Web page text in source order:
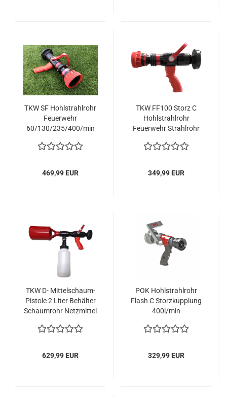
TKW SF Hohlstrahlrohr
Feuerwehr
60/130/235/400/min
Kategorie 3
469,99 EUR
TKW FF100 Storz C
Hohlstrahlrohr
Feuerwehr Strahlrohr
2
349,99 EUR
TKW D- Mittelschaum-
Pistole 2 Liter Behälter
Schaumrohr Netzmittel
629,99 EUR
POK Hohlstrahlrohr
Flash C Storzkupplung
400l/min
329,99 EUR